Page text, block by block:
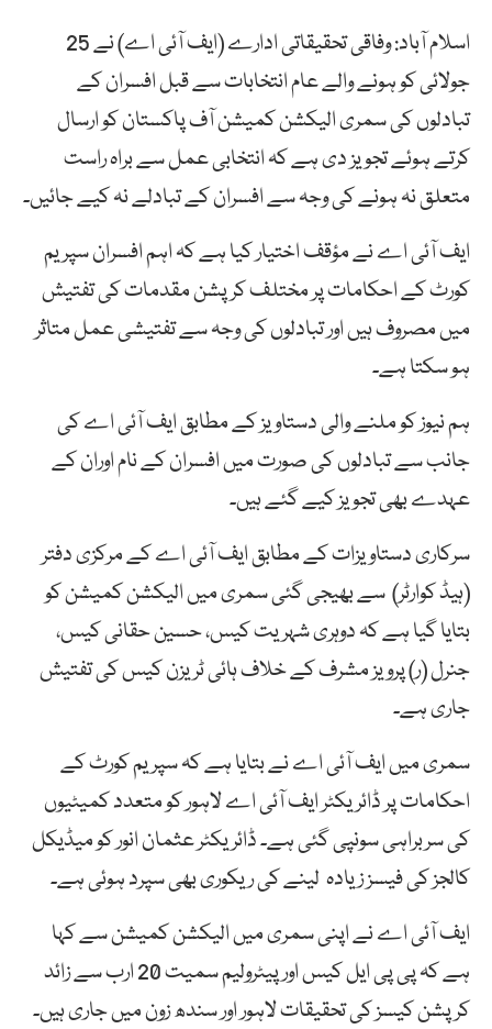
اسلام آباد: وفاقی تحقیقاتی ادارے (ایف آئی اے) نے 25
جولائی کو ہونے والے عام انتخابات سے قبل افسران کے
تبادلوں کی سمری الیکشن کمیشن آف پاکستان کو ارسال
کرتے ہوئے تجویز دی ہے کہ انتخابی عمل سے براہ راست
متعلق نہ ہونے کی وجہ سے افسران کے تبادلے نہ کیے جائیں۔
ایف آئی اے نے مؤقف اختیار کیا ہے کہ اہم افسران سپریم
کورٹ کے احکامات پر مختلف کرپشن مقدمات کی تفتیش
میں مصروف ہیں اور تبادلوں کی وجہ سے تفتیشی عمل متاثر
ہو سکتا ہے۔
ہم نیوز کو ملنے والی دستاویز کے مطابق ایف آئی اے کی
جانب سے تبادلوں کی صورت میں افسران کے نام اوران کے
عہدے بھی تجویز کیے گئے ہیں۔
سرکاری دستاویزات کے مطابق ایف آئی اے کے مرکزی دفتر
(ہیڈ کوارٹر) سے بھیجی گئی سمری میں الیکشن کمیشن کو
بتایا گیا ہے کہ دوہری شہریت کیس، حسین حقانی کیس،
جنرل (ر) پرویز مشرف کے خلاف ہائی ٹریزن کیس کی تفتیش
جاری ہے۔
سمری میں ایف آئی اے نے بتایا ہے کہ سپریم کورٹ کے
احکامات پر ڈائریکٹر ایف آئی اے لاہور کو متعدد کمیٹیوں
کی سربراہی سونپی گئی ہے۔ ڈائریکٹر عثمان انور کو میڈیکل
کالجز کی فیسز زیادہ لینے کی ریکوری بھی سپرد ہوئی ہے۔
ایف آئی اے نے اپنی سمری میں الیکشن کمیشن سے کہا
ہے کہ پی پی ایل کیس اور پیٹرولیم سمیت 20 ارب سے زائد
کرپشن کیسز کی تحقیقات لاہور اور سندھ زون میں جاری ہیں۔